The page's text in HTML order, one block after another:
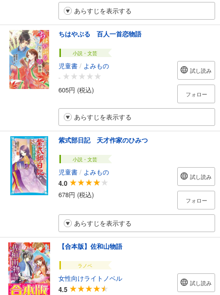
あらすじを表示する
ちはやぶる 百人一首恋物語
小説・文芸
児童書 / よみもの
-
605円 (税込)
試し読み
フォロー
あらすじを表示する
紫式部日記 天才作家のひみつ
小説・文芸
児童書 / よみもの
4.0
678円 (税込)
試し読み
フォロー
あらすじを表示する
【合本版】佐和山物語
ラノベ
女性向けライトノベル
4.5
試し読み